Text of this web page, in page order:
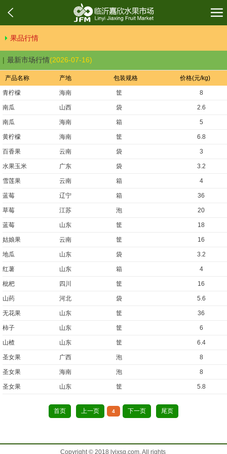
果品行情
最新市场行情(2026-07-16)
产品名称 产地 包装规格 价格(元/kg)
青柠檬 海南 筐 8
南瓜 山西 袋 2.6
南瓜 海南 箱 5
黄柠檬 海南 筐 6.8
百香果 云南 袋 3
水果玉米 广东 袋 3.2
雪莲果 云南 箱 4
蓝莓 辽宁 箱 36
草莓 江苏 泡 20
蓝莓 山东 筐 18
姑娘果 云南 筐 16
地瓜 山东 袋 3.2
红薯 山东 箱 4
枇杷 四川 筐 16
山药 河北 袋 5.6
无花果 山东 筐 36
柿子 山东 筐 6
山楂 山东 筐 6.4
圣女果 广西 泡 8
圣女果 海南 泡 8
圣女果 山东 筐 5.8
首页 上一页 4 下一页 尾页
Copyright © 2018 lyjxsg.com. All rights